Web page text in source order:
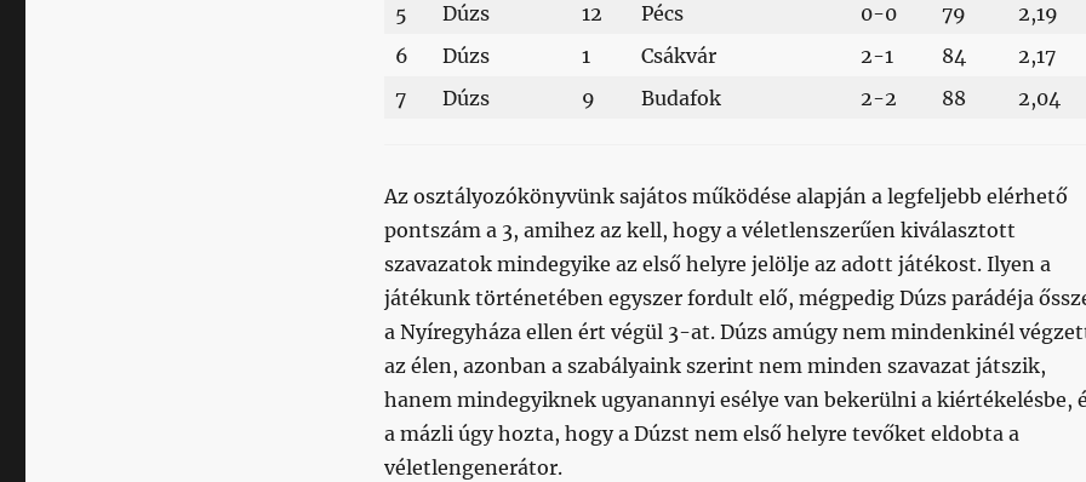
5
Dúzs 12 Pécs 0-0 79
2,19
6
Dúzs 1 Csákvár 2-1 84
2,17
7
Dúzs 9 Budafok 2-2 88 2,04
Az osztályozókönyvünk sajátos működése alapján a legfeljebb elérhető
pontszám a 3, amihez az kell, hogy a véletlenszerűen kiválasztott
szavazatok mindegyike az első helyre jelölje az adott játékost. Ilyen a
játékunk történetében egyszer fordult elő, mégpedig Dúzs parádéja
a Nyíregyháza ellen ért végül 3-at. Dúzs amúgy nem mindenkinél
az élen, azonban a szabályaink szerint nem minden szavazat játszik,
hanem mindegyiknek ugyanannyi esélye van bekerülni a kiértékelésbe,
a mázli úgy hozta, hogy a Dúzst nem első helyre tevőket eldobta a
véletlengenerátor.